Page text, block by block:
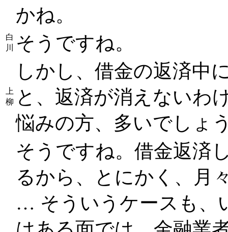
かね。
白
川
そうですね。
上
柳
しかし、借金の返済中
と、返済が消えないわ
悩みの方、多いでしょ
そうですね。借金返済
るから、とにかく、月
… そういうケースも、